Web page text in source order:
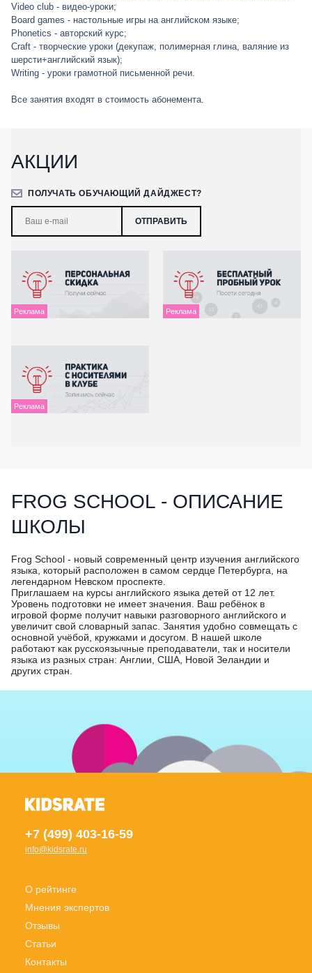
Video club - видео-уроки;
Board games - настольные игры на английском языке;
Phonetics - авторский курс;
Craft - творческие уроки (декупаж, полимерная глина, валяние из
шерсти+английский язык);
Writing - уроки грамотной письменной речи.
Все занятия входят в стоимость абонемента.
АКЦИИ
ПОЛУЧАТЬ ОБУЧАЮЩИЙ ДАЙДЖЕСТ?
FROG SCHOOL - ОПИСАНИЕ
ШКОЛЫ
Frog School - новый современный центр изучения английского
языка, который расположен в самом сердце Петербурга, на
легендарном Невском проспекте.
Приглашаем на курсы английского языка детей от 12 лет.
Уровень подготовки не имеет значения. Ваш ребёнок в
игровой форме получит навыки разговорного английского и
увеличит свой словарный запас. Занятия удобно совмещать с
основной учёбой, кружками и досугом. В нашей школе
работают как русскоязычные преподаватели, так и носители
языка из разных стран: Англии, США, Новой Зеландии и
других стран.
+7 (499) 403-16-59
info@kidsrate.ru
О рейтинге
Мнения экспертов
Отзывы
Статьи
Контакты